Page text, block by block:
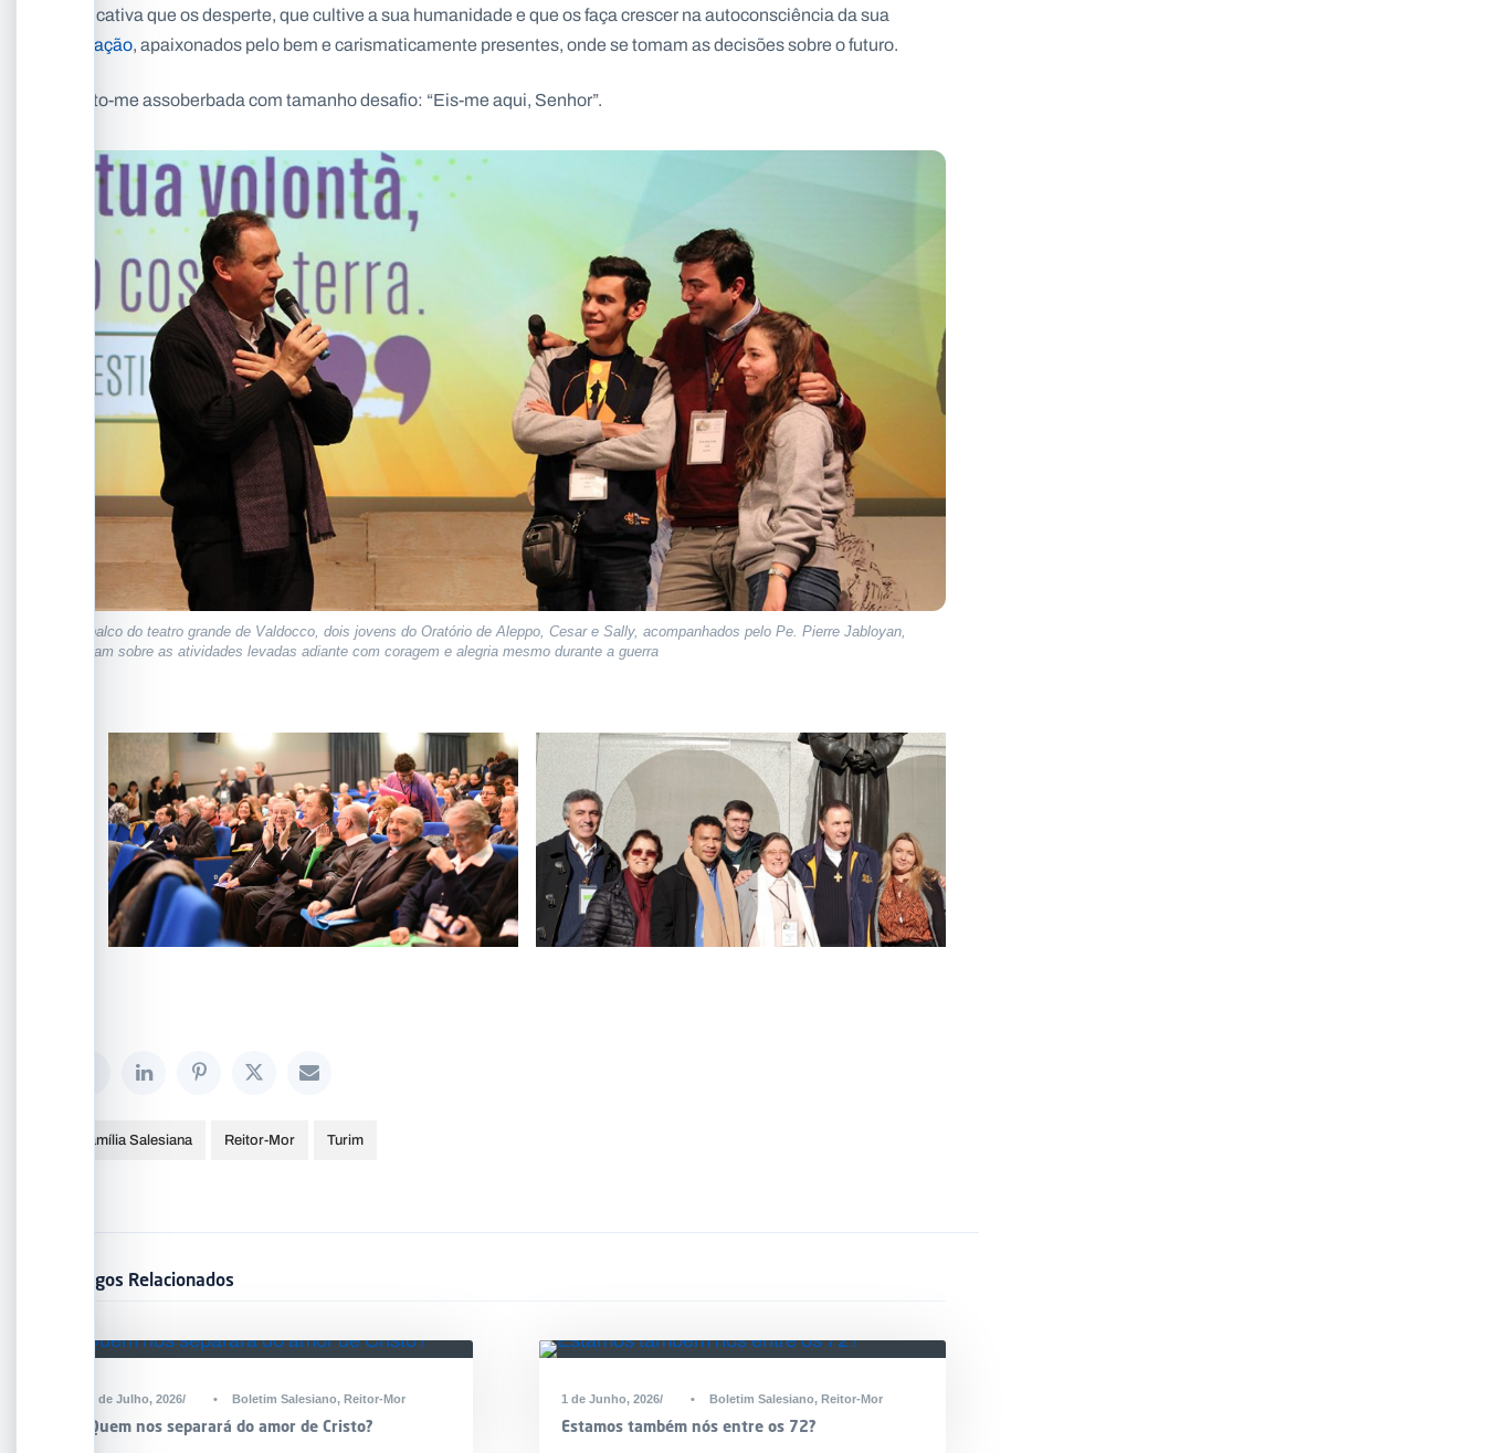
educativa que os desperte, que cultive a sua humanidade e que os faça crescer na autoconsciência da sua
vocação, apaixonados pelo bem e carismaticamente presentes, onde se tomam as decisões sobre o futuro.
Sinto-me assoberbada com tamanho desafio: “Eis-me aqui, Senhor”.
No palco do teatro grande de Valdocco, dois jovens do Oratório de Aleppo, Cesar e Sally, acompanhados pelo Pe. Pierre Jabloyan,
falaram sobre as atividades levadas adiante com coragem e alegria mesmo durante a guerra
Família Salesiana Reitor-Mor Turim
Artigos Relacionados
2 de Julho, 2026 • Boletim Salesiano, Reitor-Mor
Quem nos separará do amor de Cristo?
1 de Junho, 2026 • Boletim Salesiano, Reitor-Mor
Estamos também nós entre os 72?